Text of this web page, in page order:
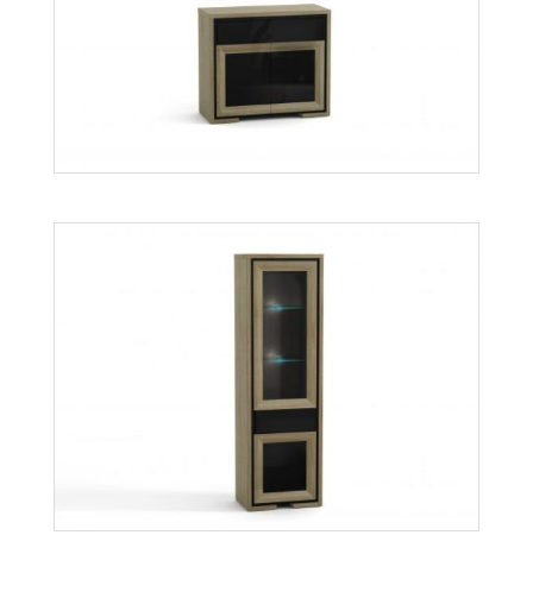
Orion OW1
Więcej
Orion OK2
Więcej